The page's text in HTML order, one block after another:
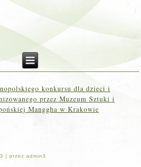
konkursu dla dzieci i
przez Muzeum Sztuki i
Manggha w Krakowie
|przez admin3